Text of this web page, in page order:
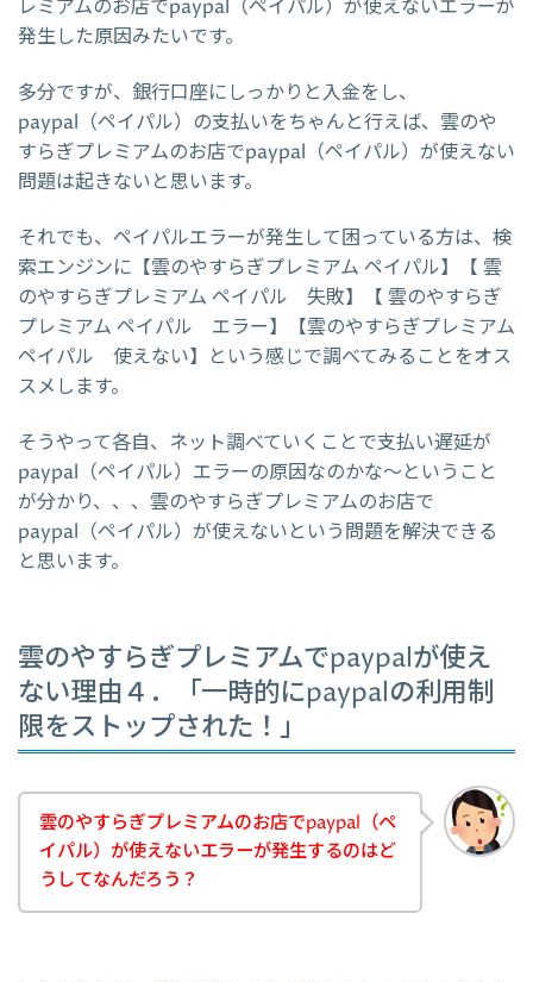
レミアムのお店でpaypal（ペイパル）が使えないエラーが
発生した原因みたいです。
多分ですが、銀行口座にしっかりと入金をし、
paypal（ペイパル）の支払いをちゃんと行えば、雲のや
すらぎプレミアムのお店でpaypal（ペイパル）が使えない
問題は起きないと思います。
それでも、ペイパルエラーが発生して困っている方は、検
索エンジンに【雲のやすらぎプレミアム ペイパル】【 雲
のやすらぎプレミアム ペイパル 失敗】【 雲のやすらぎ
プレミアム ペイパル エラー】【雲のやすらぎプレミアム
ペイパル 使えない】という感じで調べてみることをオス
スメします。
そうやって各自、ネット調べていくことで支払い遅延が
paypal（ペイパル）エラーの原因なのかな～ということ
が分かり、、、雲のやすらぎプレミアムのお店で
paypal（ペイパル）が使えないという問題を解決できる
と思います。
雲のやすらぎプレミアムでpaypalが使え
ない理由４．「一時的にpaypalの利用制
限をストップされた！」
雲のやすらぎプレミアムのお店でpaypal（ペ
イパル）が使えないエラーが発生するのはど
うしてなんだろう？